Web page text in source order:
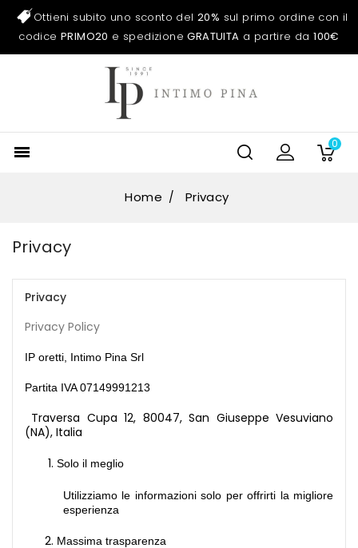
Ottieni subito uno sconto del20% sul primo ordine con il
codice PRIMO20 e spedizioneGRATUITA a partire da100€
 0
Home Privacy
Privacy
Privacy
Privacy Policy
IP oretti, Intimo Pina Srl
Partita IVA07149991213
Traversa Cupa 12, 80047, San Giuseppe Vesuviano
(NA), Italia
Solo il meglio
Utilizziamo le informazioni solo per offrirti la migliore
esperienza
Massima trasparenza